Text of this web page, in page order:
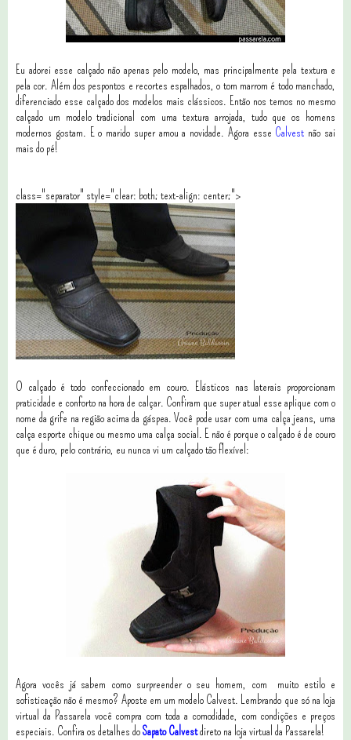
Eu adorei esse calçado não apenas pelo modelo, mas principalmente pela textura e
pela cor. Além dos pespontos e recortes espalhados, o tom marrom é todo manchado,
diferenciado esse calçado dos modelos mais clássicos. Então nos temos no mesmo
calçado um modelo tradicional com uma textura arrojada, tudo que os homens
modernos gostam. E o marido super amou a novidade. Agora esse Calvest não sai
mais do pé!
class="separator" style="clear: both; text-align: center;">
O calçado é todo confeccionado em couro. Elásticos nas laterais proporcionam
praticidade e conforto na hora de calçar. Confiram que super atual esse aplique com o
nome da grife na região acima da gáspea. Você pode usar com uma calça jeans, uma
calça esporte chique ou mesmo uma calça social. E não é porque o calçado é de couro
que é duro, pelo contrário, eu nunca vi um calçado tão flexível:
Agora vocês já sabem como surpreender o seu homem, com muito estilo e
sofisticação não é mesmo? Aposte em um modelo Calvest. Lembrando que só na loja
virtual da Passarela você compra com toda a comodidade, com condições e preços
especiais. Confira os detalhes doSapato Calvestdireto na loja virtual da Passarela!